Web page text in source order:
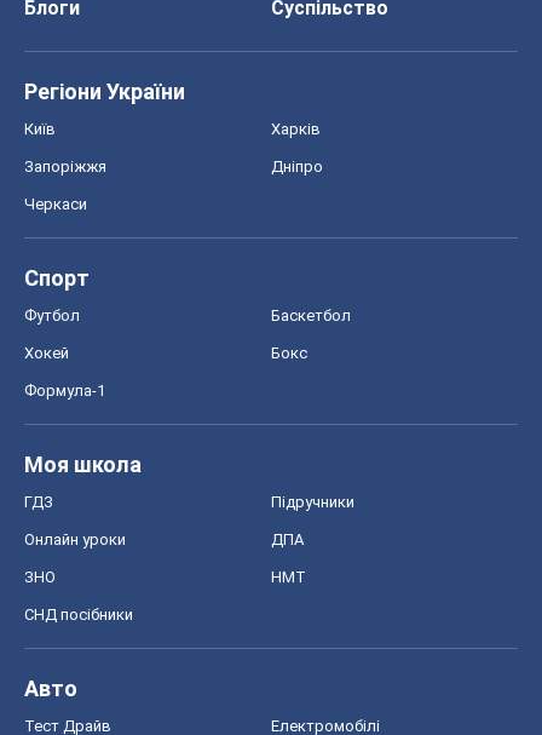
Блоги
Суспільство
Регіони України
Київ Харків
Запоріжжя Дніпро
Черкаси
Спорт
Футбол Баскетбол
Хокей Бокс
Формула-1
Моя школа
ГДЗ Підручники
Онлайн уроки ДПА
ЗНО НМТ
СНД посібники
Авто
Тест Драйв Електромобілі